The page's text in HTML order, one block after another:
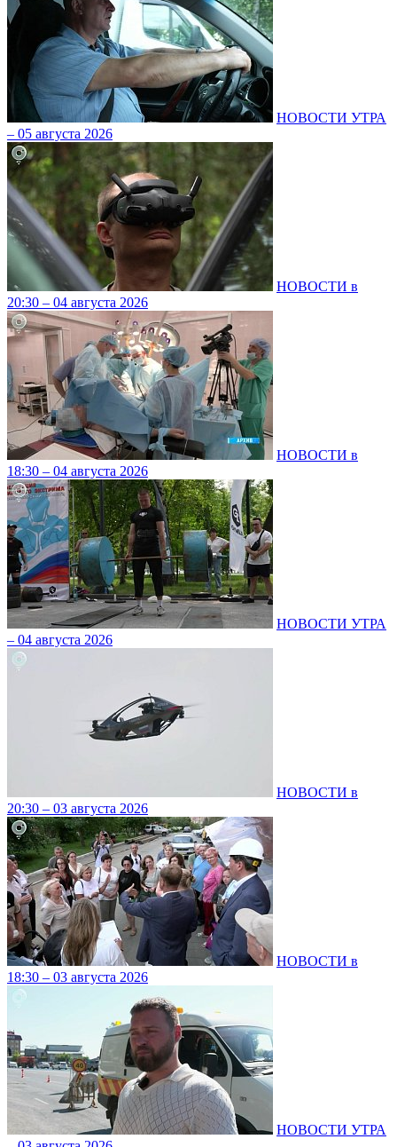
НОВОСТИ УТРА
– 05 августа 2026
НОВОСТИ в
20:30 – 04 августа 2026
НОВОСТИ в
18:30 – 04 августа 2026
НОВОСТИ УТРА
– 04 августа 2026
НОВОСТИ в
20:30 – 03 августа 2026
НОВОСТИ в
18:30 – 03 августа 2026
НОВОСТИ УТРА